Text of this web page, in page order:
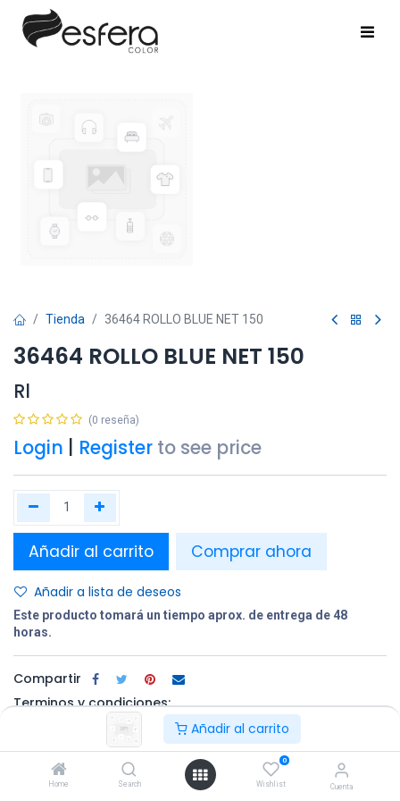
Añadir al carrito
Home Search
0
Wishlist Cuenta
Tienda 36464 ROLLO BLUE NET 150
36464 ROLLO BLUE NET 150
Rl
(0 reseña)
Login Register to see price
Añadir al carrito Comprar ahora
Añadir a lista de deseos
Este producto tomará un tiempo aprox. de entrega de 48
horas.
Compartir
Terminos y condiciones:
100% original
Devolución en
un plazo de 30
Entrega
gratuita en